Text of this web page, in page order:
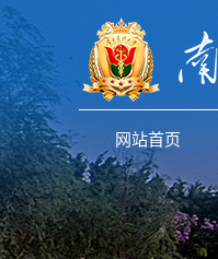
网站首页